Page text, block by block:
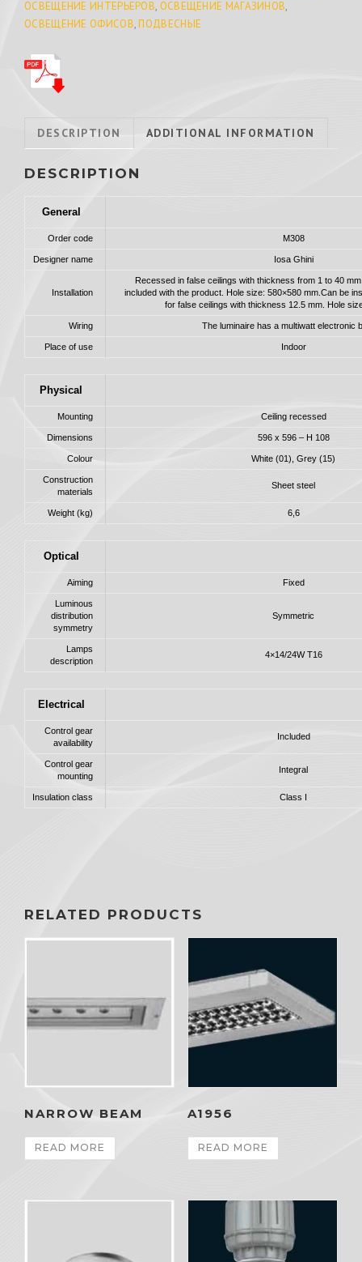
ОСВЕЩЕНИЕ ИНТЕРЬЕРОВ, ОСВЕЩЕНИЕ МАГАЗИНОВ,
ОСВЕЩЕНИЕ ОФИСОВ,ПОДВЕСНЫЕ
DESCRIPTION ADDITIONAL INFORMATION
DESCRIPTION
General
Order code M308
Designer name Iosa Ghini
Installation
Recessed in false ceilings with thickness from 1 to 40
included with the product. Hole size: 580×580 mm.Can be
for false ceilings with thickness 12.5 mm. Hole
Wiring The luminaire has a multiwatt electronic
Place of use Indoor
Physical
Mounting Ceiling recessed
Dimensions 596 x 596 – H 108
Colour White (01), Grey (15)
Construction
materials
Sheet steel
Weight (kg) 6,6
Optical
Aiming Fixed
Luminous
distribution
symmetry
Symmetric
Lamps
description
4×14/24W T16
Electrical
Control gear
availability
Included
Control gear
mounting
Integral
Insulation class Class I
RELATED PRODUCTS
NARROW BEAM
READ MORE
A1956
READ MORE